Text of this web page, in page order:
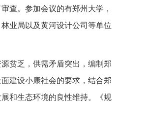
查。参加会议的有郑州大学，
业局以及黄河设计公司等单位
贫乏，供需矛盾突出，编制郑
建设小康社会的要求，结合郑
和生态环境的良性维持。《规